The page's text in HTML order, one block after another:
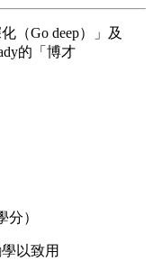
（Go deep）」及
的「博才
分）
以致用